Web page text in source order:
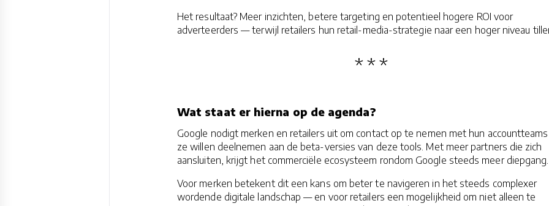
Het resultaat? Meer inzichten, betere targeting en potentieel hogere ROI voor
adverteerders — terwijl retailers hun retail-media-strategie naar een hoger niveau
Wat staat er hierna op de agenda?
Google nodigt merken en retailers uit om contact op te nemen met hun
ze willen deelnemen aan de beta-versies van deze tools. Met meer partners die zich
aansluiten, krijgt het commerciële ecosysteem rondom Google steeds meer
Voor merken betekent dit een kans om beter te navigeren in het steeds complexer
wordende digitale landschap — en voor retailers een mogelijkheid om niet alleen te